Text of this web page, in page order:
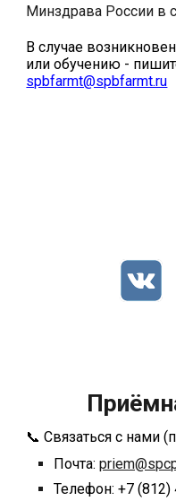
Минздрава России в
В случае
или обучению -
spbfarmt@spbfarmt.ru
📞 Связаться с нами
Почта:
Телефон: +7